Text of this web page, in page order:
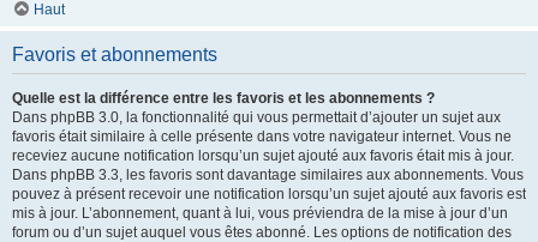
Haut
Favoris et abonnements
Quelle est la différence entre les favoris et les abonnements ?
Dans phpBB 3.0, la fonctionnalité qui vous permettait d’ajouter un sujet aux
favoris était similaire à celle présente dans votre navigateur internet. Vous ne
receviez aucune notification lorsqu’un sujet ajouté aux favoris était mis à jour.
Dans phpBB 3.3, les favoris sont davantage similaires aux abonnements. Vous
pouvez à présent recevoir une notification lorsqu’un sujet ajouté aux favoris est
mis à jour. L’abonnement, quant à lui, vous préviendra de la mise à jour d’un
forum ou d’un sujet auquel vous êtes abonné. Les options de notification des